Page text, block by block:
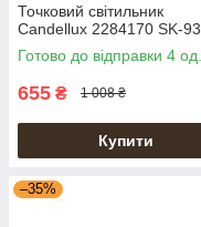
Точковий світильник
Candellux 2284170 SK-93
Готово до відправки 4 од.
655 ₴ 1 008 ₴
Купити
–35%